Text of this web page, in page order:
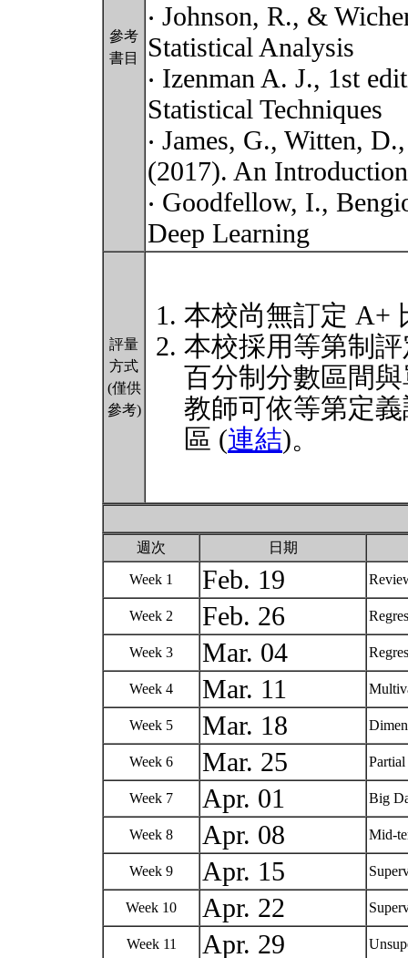
參考
書目
‧ Johnson, R., &
Statistical Analysis
‧ Izenman A. J., 1st
Statistical Techniques
‧ James, G., Witten,
(2017). An
‧ Goodfellow, I.,
Deep Learning
評量
方式
(僅供
參考)
本校尚無訂定 A+
本校採用等第制
百分制分數區間
教師可依等第定
區 (連結)。
週次 日期
Week 1 Feb. 19
Week 2 Feb. 26
Week 3 Mar. 04
Week 4 Mar. 11
Week 5 Mar. 18
Week 6 Mar. 25
Week 7 Apr. 01 Big
Week 8 Apr. 08 Mid-
Week 9 Apr. 15
Week 10 Apr. 22
Week 11 Apr. 29